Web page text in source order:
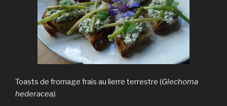
Toasts de fromage frais au lierre terrestre (Glechoma
hederacea).